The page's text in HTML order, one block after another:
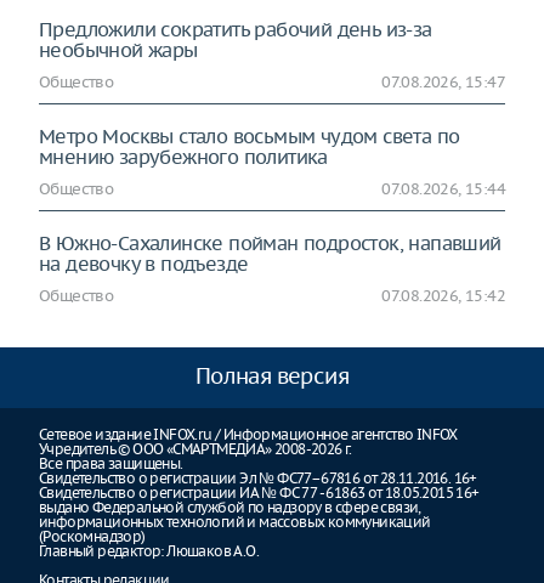
Предложили сократить рабочий день из-за
необычной жары
Общество 07.08.2026, 15:47
Метро Москвы стало восьмым чудом света по
мнению зарубежного политика
Общество 07.08.2026, 15:44
В Южно-Сахалинске пойман подросток, напавший
на девочку в подъезде
Общество 07.08.2026, 15:42
Полная версия
Сетевое издание INFOX.ru / Информационное агентство INFOX
Учредитель © ООО «СМАРТМЕДИА» 2008-2026 г.
Все права защищены.
Свидетельство о регистрации Эл № ФС77–67816 от 28.11.2016. 16+
Свидетельство о регистрации ИА № ФС 77 - 61863 от 18.05.2015 16+
выдано Федеральной службой по надзору в сфере связи,
информационных технологий и массовых коммуникаций
(Роскомнадзор)
Главный редактор: Люшаков А.О.